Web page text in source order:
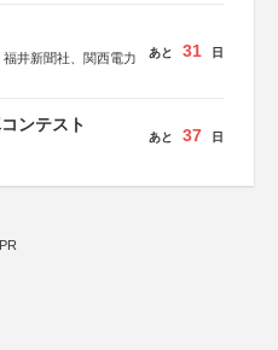
井新聞社、関西電力
あと 31 日
ンテスト
あと 37 日
PR